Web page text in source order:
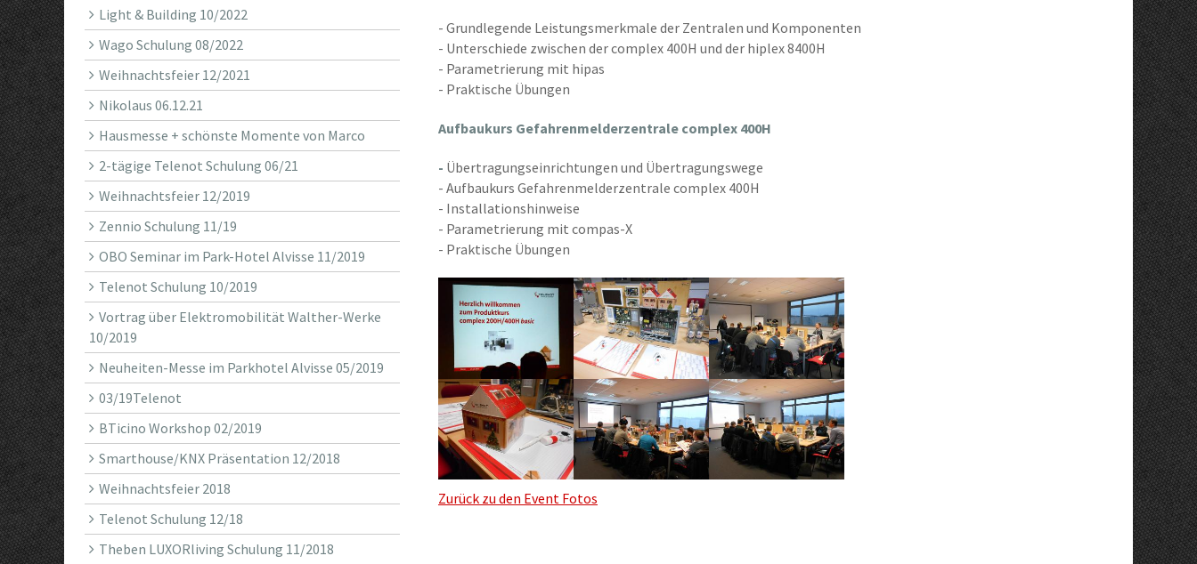
Light & Building 10/2022
Wago Schulung 08/2022
Weihnachtsfeier 12/2021
Nikolaus 06.12.21
Hausmesse + schönste Momente von Marco
2-tägige Telenot Schulung 06/21
Weihnachtsfeier 12/2019
Zennio Schulung 11/19
OBO Seminar im Park-Hotel Alvisse 11/2019
Telenot Schulung 10/2019
Vortrag über Elektromobilität Walther-Werke
10/2019
Neuheiten-Messe im Parkhotel Alvisse 05/2019
03/19Telenot
BTicino Workshop 02/2019
Smarthouse/KNX Präsentation 12/2018
Weihnachtsfeier 2018
Telenot Schulung 12/18
Theben LUXORliving Schulung 11/2018
- Grundlegende Leistungsmerkmale der Zentralen und Komponenten
- Unterschiede zwischen der complex 400H und der hiplex 8400H
- Parametrierung mit hipas
- Praktische Übungen
Aufbaukurs Gefahrenmelderzentrale complex 400H
- Übertragungseinrichtungen und Übertragungswege
- Aufbaukurs Gefahrenmelderzentrale complex 400H
- Installationshinweise
- Parametrierung mit compas-X
- Praktische Übungen
Zurück zu den Event Fotos